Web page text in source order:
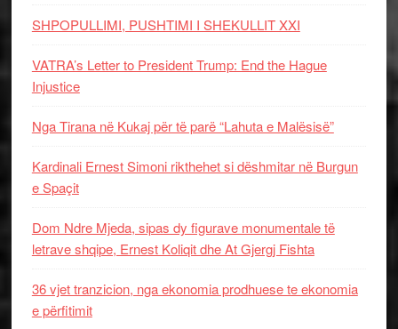
SHPOPULLIMI, PUSHTIMI I SHEKULLIT XXI
VATRA’s Letter to President Trump: End the Hague
Injustice
Nga Tirana në Kukaj për të parë “Lahuta e Malësisë”
Kardinali Ernest Simoni rikthehet si dëshmitar në Burgun
e Spaçit
Dom Ndre Mjeda, sipas dy figurave monumentale të
letrave shqipe, Ernest Koliqit dhe At Gjergj Fishta
36 vjet tranzicion, nga ekonomia prodhuese te ekonomia
e përfitimit